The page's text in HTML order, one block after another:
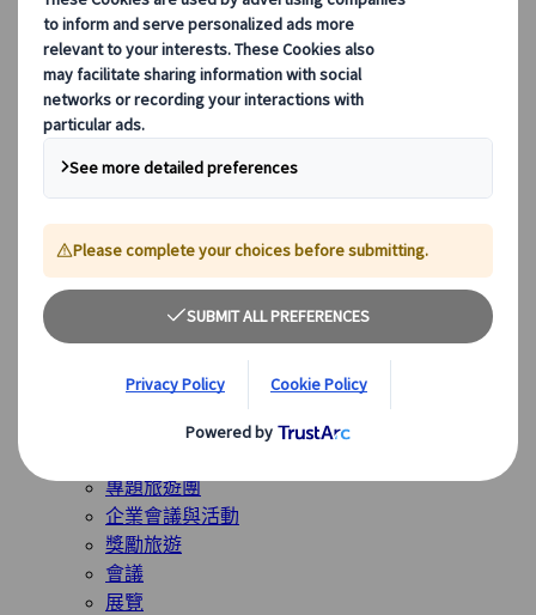
意大利
西班牙
英國
全球最受歡迎的目的地
日本
美國
我們的解決方案
我們的解決方案
探索我們多樣化的解決方案，並認識我們的專業業務單
專題旅遊團
企業會議與活動
獎勵旅遊
會議
展覽